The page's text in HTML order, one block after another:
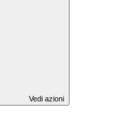
Vedi azioni